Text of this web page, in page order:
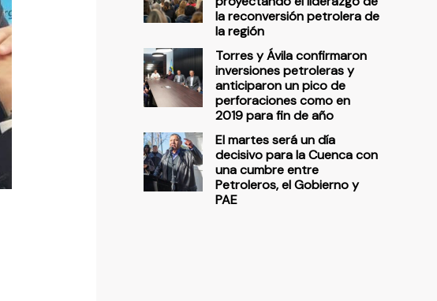
la reconversión petrolera de
la región
Torres y Ávila confirmaron
inversiones petroleras y
anticiparon un pico de
perforaciones como en
2019 para fin de año
El martes será un día
decisivo para la Cuenca con
una cumbre entre
Petroleros, el Gobierno y
PAE